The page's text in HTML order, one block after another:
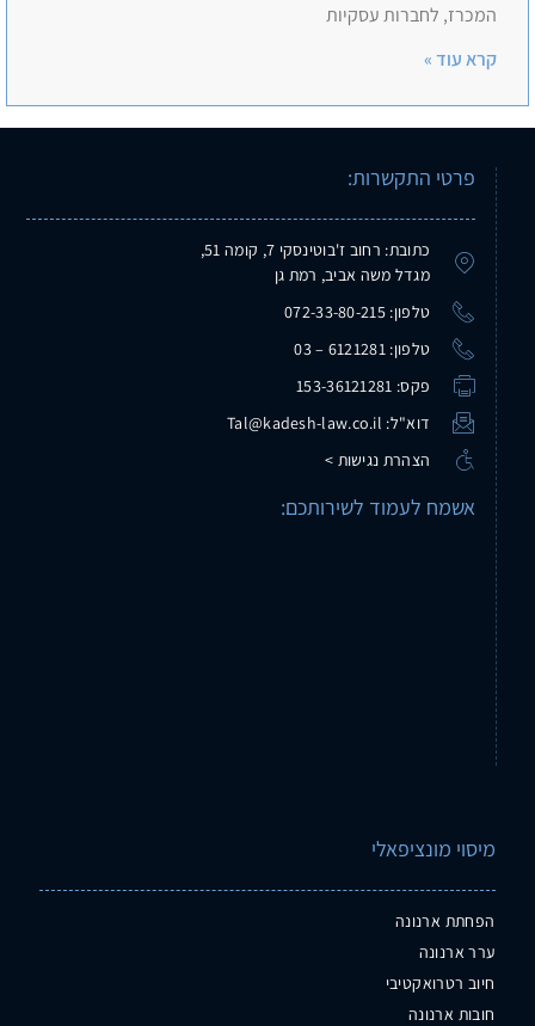
המכרז, לחברות עסקיות
קרא עוד »
מיסוי מונציפאלי
הפחתת ארנונה
ערר ארנונה
חיוב רטרואקטיבי
חובות ארנונה
פרטי התקשרות:
כתובת: רחוב ז'בוטינסקי 7, קומה 51,
מגדל משה אביב, רמת גן
טלפון: 072-33-80-215
טלפון: 6121281 – 03
פקס: 153-36121281
דוא"ל: Tal@kadesh-law.co.il
הצהרת נגישות >
אשמח לעמוד לשירותכם: